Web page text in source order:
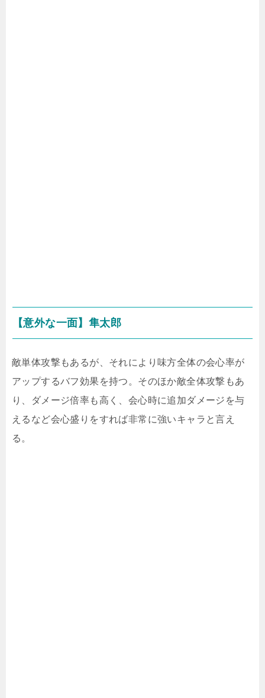
【意外な一面】隼太郎
敵単体攻撃もあるが、それにより味方全体の会心率が
アップするバフ効果を持つ。そのほか敵全体攻撃もあ
り、ダメージ倍率も高く、会心時に追加ダメージを与
えるなど会心盛りをすれば非常に強いキャラと言え
る。